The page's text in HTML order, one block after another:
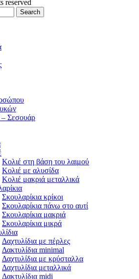
reserved
Search
– Σεσουάρ
Κολιέ στη βάση του λαιμού
Κολιέ με αλυσίδα
Κολιέ μακριά μεταλλικά
Σκουλαρίκια κρίκοι
Σκουλαρίκια πάνω στο αυτί
Σκουλαρίκια μακριά
Σκουλαρίκια μικρά
Δαχτυλίδια με πέρλες
Δακτυλίδια minimal
Δαχτυλίδια με κρύσταλλα
Δαχτυλίδια μεταλλικά
Δακτυλίδια midi